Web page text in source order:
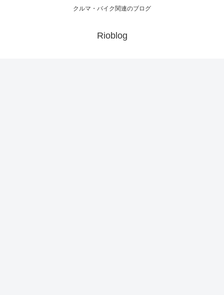
クルマ・バイク関連のブログ
Rioblog